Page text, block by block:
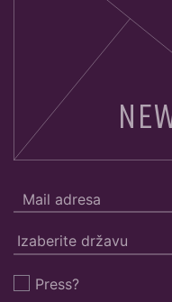
Press?